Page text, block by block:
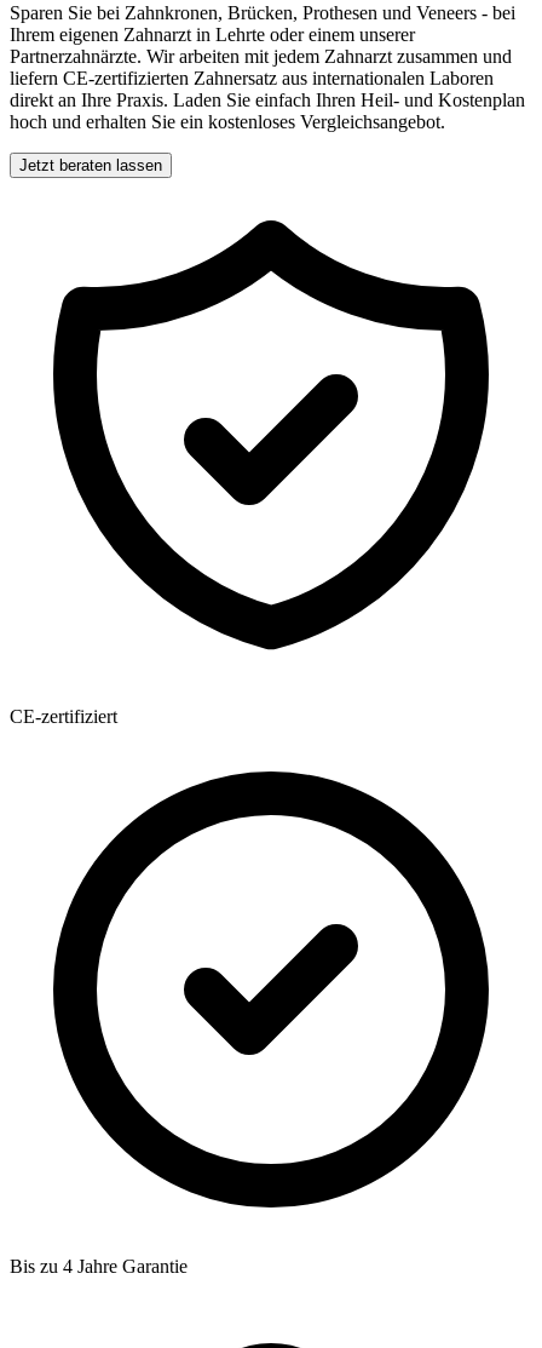
Sparen Sie bei Zahnkronen, Brücken, Prothesen und Veneers - bei
Ihrem eigenen Zahnarzt in Lehrte oder einem unserer
Partnerzahnärzte. Wir arbeiten mit jedem Zahnarzt zusammen und
liefern CE-zertifizierten Zahnersatz aus internationalen Laboren
direkt an Ihre Praxis. Laden Sie einfach Ihren Heil- und Kostenplan
hoch und erhalten Sie ein kostenloses Vergleichsangebot.
Jetzt beraten lassen
CE-zertifiziert
Bis zu 4 Jahre Garantie